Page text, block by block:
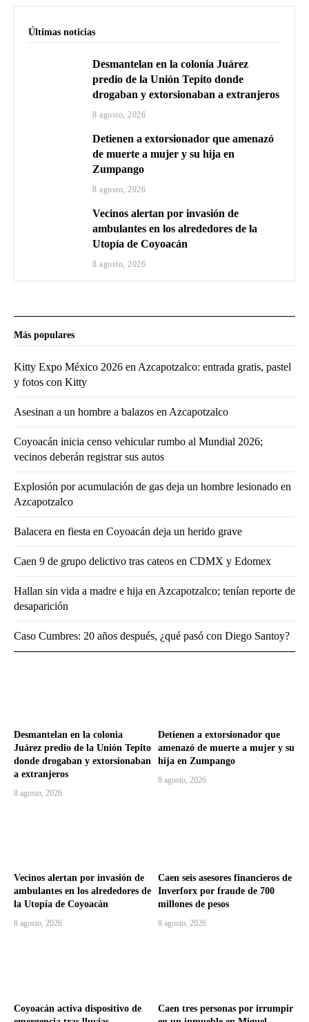
Últimas noticias
Desmantelan en la colonia Juárez
predio de la Unión Tepito donde
drogaban y extorsionaban a extranjeros
8 agosto, 2026
Detienen a extorsionador que amenazó
de muerte a mujer y su hija en
Zumpango
8 agosto, 2026
Vecinos alertan por invasión de
ambulantes en los alrededores de la
Utopía de Coyoacán
8 agosto, 2026
Desmantelan en la colonia
Juárez predio de la Unión Tepito
donde drogaban y extorsionaban
a extranjeros
8 agosto, 2026
Detienen a extorsionador que
amenazó de muerte a mujer y su
hija en Zumpango
8 agosto, 2026
Vecinos alertan por invasión de
ambulantes en los alrededores de
la Utopía de Coyoacán
8 agosto, 2026
Caen seis asesores financieros de
Inverforx por fraude de 700
millones de pesos
8 agosto, 2026
Coyoacán activa dispositivo de
Caen tres personas por irrumpir
Más populares
Kitty Expo México 2026 en Azcapotzalco: entrada gratis, pastel
y fotos con Kitty
Asesinan a un hombre a balazos en Azcapotzalco
Coyoacán inicia censo vehicular rumbo al Mundial 2026;
vecinos deberán registrar sus autos
Explosión por acumulación de gas deja un hombre lesionado en
Azcapotzalco
Balacera en fiesta en Coyoacán deja un herido grave
Caen 9 de grupo delictivo tras cateos en CDMX y Edomex
Hallan sin vida a madre e hija en Azcapotzalco; tenían reporte de
desaparición
Caso Cumbres: 20 años después, ¿qué pasó con Diego Santoy?